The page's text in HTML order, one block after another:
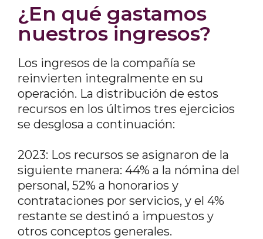
¿En qué gastamos
nuestros ingresos?
Los ingresos de la compañía se
reinvierten integralmente en su
operación. La distribución de estos
recursos en los últimos tres ejercicios
se desglosa a continuación:
2023: Los recursos se asignaron de la
siguiente manera: 44% a la nómina del
personal, 52% a honorarios y
contrataciones por servicios, y el 4%
restante se destinó a impuestos y
otros conceptos generales.